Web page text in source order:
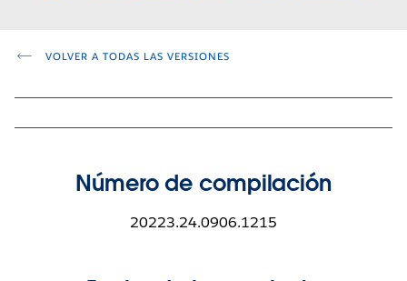
VOLVER A TODAS LAS VERSIONES
Número de compilación
20223.24.0906.1215